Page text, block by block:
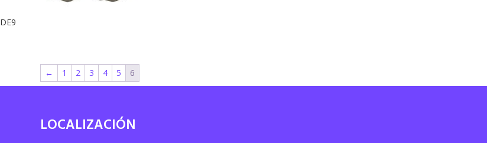
DE9
← 1 2 3 4 5 6
LOCALIZACIÓN